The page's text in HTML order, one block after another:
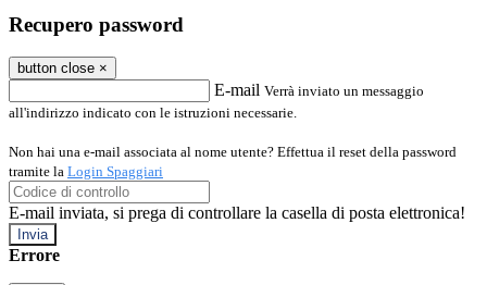
Recupero password
button close ×
E-mail Verrà inviato un messaggio
all'indirizzo indicato con le istruzioni necessarie.
Non hai una e-mail associata al nome utente? Effettua il reset della password
tramite la Login Spaggiari
E-mail inviata, si prega di controllare la casella di posta elettronica!
Errore